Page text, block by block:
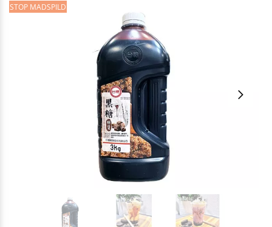
STOP MADSPILD